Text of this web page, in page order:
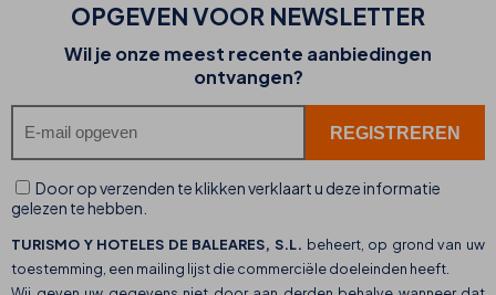
OPGEVEN VOOR NEWSLETTER
Wil je onze meest recente aanbiedingen
ontvangen?
Door op verzenden te klikken verklaart u deze informatie
gelezen te hebben.
TURISMO Y HOTELES DE BALEARES, S.L. beheert, op grond van uw
toestemming, een mailing lijst die commerciële doeleinden heeft.